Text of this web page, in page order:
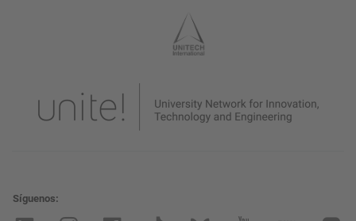
Síguenos